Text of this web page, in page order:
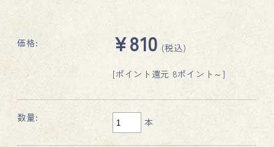
価格: ¥810 (税込)
[ポイント還元 8ポイント～]
数量: 本